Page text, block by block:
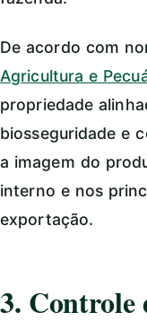
De acordo com
Agricultura e
propriedade
biosseguridade e
a imagem do
interno e nos
exportação.
3. Controle